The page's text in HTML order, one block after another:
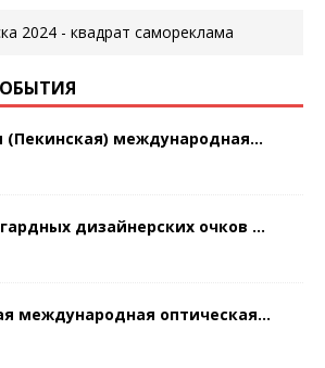
(Пекинская) международная...
дизайнерских очков ...
международная оптическая...